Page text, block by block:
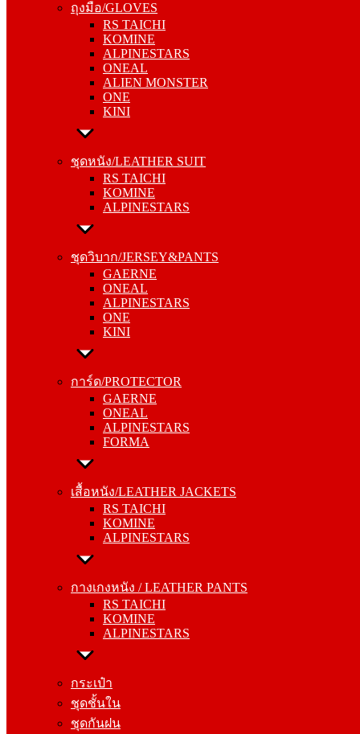
ถุงมือ/GLOVES
RS TAICHI
KOMINE
ALPINESTARS
ONEAL
ALIEN MONSTER
ONE
KINI
ชุดหนัง/LEATHER SUIT
RS TAICHI
KOMINE
ALPINESTARS
ชุดวิบาก/JERSEY&PANTS
GAERNE
ONEAL
ALPINESTARS
ONE
KINI
การ์ด/PROTECTOR
GAERNE
ONEAL
ALPINESTARS
FORMA
เสื้อหนัง/LEATHER JACKETS
RS TAICHI
KOMINE
ALPINESTARS
กางเกงหนัง / LEATHER PANTS
RS TAICHI
KOMINE
ALPINESTARS
กระเป๋า
ชุดชั้นใน
ชุดกันฝน
KOMINE
ALPINESTARS
ONEAL
ALIEN MONSTER
ONE
KINI
ชุดหนัง/LEATHER SUIT
KOMINE
ALPINESTARS
ชุดวิบาก/JERSEY&PANTS
ONEAL
ALPINESTARS
ONE
KINI
การ์ด/PROTECTOR
ONEAL
ALPINESTARS
FORMA
เสื้อหนัง/LEATHER JACKETS
KOMINE
ALPINESTARS
กางเกงหนัง / LEATHER PANTS
KOMINE
ALPINESTARS
กระเป๋า
ชุดชั้นใน
ชุดกันฝน
แว่นตา